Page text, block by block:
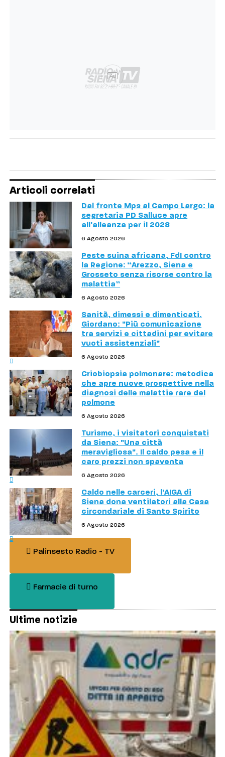
Ad
Articoli correlati
Dal fronte Mps al Campo Largo: la
segretaria PD Salluce apre
all'alleanza per il 2028
6 Agosto 2026
Peste suina africana, FdI contro
la Regione: “Arezzo, Siena e
Grosseto senza risorse contro la
malattia”
6 Agosto 2026
Sanità, dimessi e dimenticati.
Giordano: "Più comunicazione
tra servizi e cittadini per evitare
vuoti assistenziali"
6 Agosto 2026
Criobiopsia polmonare: metodica
che apre nuove prospettive nella
diagnosi delle malattie rare del
polmone
6 Agosto 2026
Turismo, i visitatori conquistati
da Siena: "Una città
meravigliosa". Il caldo pesa e il
caro prezzi non spaventa
6 Agosto 2026
Caldo nelle carceri, l'AIGA di
Siena dona ventilatori alla Casa
circondariale di Santo Spirito
6 Agosto 2026
Palinsesto Radio - TV
Farmacie di turno
Ultime notizie